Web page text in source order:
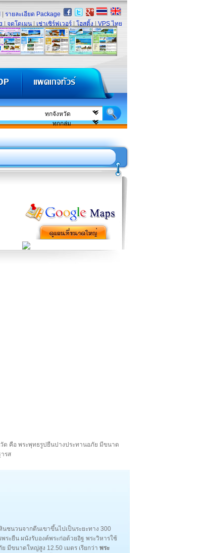
รายละเอียด Package
จดโดเมน เช่าเซิร์ฟเวอร์ โฮสติ้ง VPS ไทย
คือ พระพุทธรูปยืนปางประทานอภัย มีขนาด
รส
ชนวนจากตีนเขาขึ้นไปเป็นระยะทาง 300
ะยืน ผนังรับองค์พระก่อด้วยอิฐ พระวิหารใช้
มีขนาดใหญ่สูง 12.50 เมตร เรียกว่า พระ